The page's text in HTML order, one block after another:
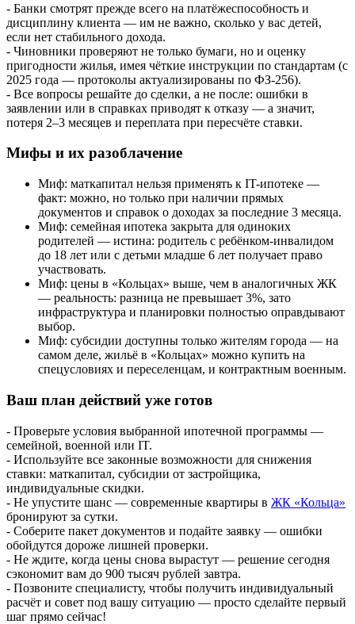
- Банки смотрят прежде всего на платёжеспособность и
дисциплину клиента — им не важно, сколько у вас детей,
если нет стабильного дохода.
- Чиновники проверяют не только бумаги, но и оценку
пригодности жилья, имея чёткие инструкции по стандартам (с
2025 года — протоколы актуализированы по ФЗ-256).
- Все вопросы решайте до сделки, а не после: ошибки в
заявлении или в справках приводят к отказу — а значит,
потеря 2–3 месяцев и переплата при пересчёте ставки.
Мифы и их разоблачение
Миф: маткапитал нельзя применять к IT-ипотеке —
факт: можно, но только при наличии прямых
документов и справок о доходах за последние 3 месяца.
Миф: семейная ипотека закрыта для одиноких
родителей — истина: родитель с ребёнком-инвалидом
до 18 лет или с детьми младше 6 лет получает право
участвовать.
Миф: цены в «Кольцах» выше, чем в аналогичных ЖК
— реальность: разница не превышает 3%, зато
инфраструктура и планировки полностью оправдывают
выбор.
Миф: субсидии доступны только жителям города — на
самом деле, жильё в «Кольцах» можно купить на
спецусловиях и переселенцам, и контрактным военным.
Ваш план действий уже готов
- Проверьте условия выбранной ипотечной программы —
семейной, военной или IT.
- Используйте все законные возможности для снижения
ставки: маткапитал, субсидии от застройщика,
индивидуальные скидки.
- Не упустите шанс — современные квартиры в ЖК «Кольца»
бронируют за сутки.
- Соберите пакет документов и подайте заявку — ошибки
обойдутся дороже лишней проверки.
- Не ждите, когда цены снова вырастут — решение сегодня
сэкономит вам до 900 тысяч рублей завтра.
- Позвоните специалисту, чтобы получить индивидуальный
расчёт и совет под вашу ситуацию — просто сделайте первый
шаг прямо сейчас!